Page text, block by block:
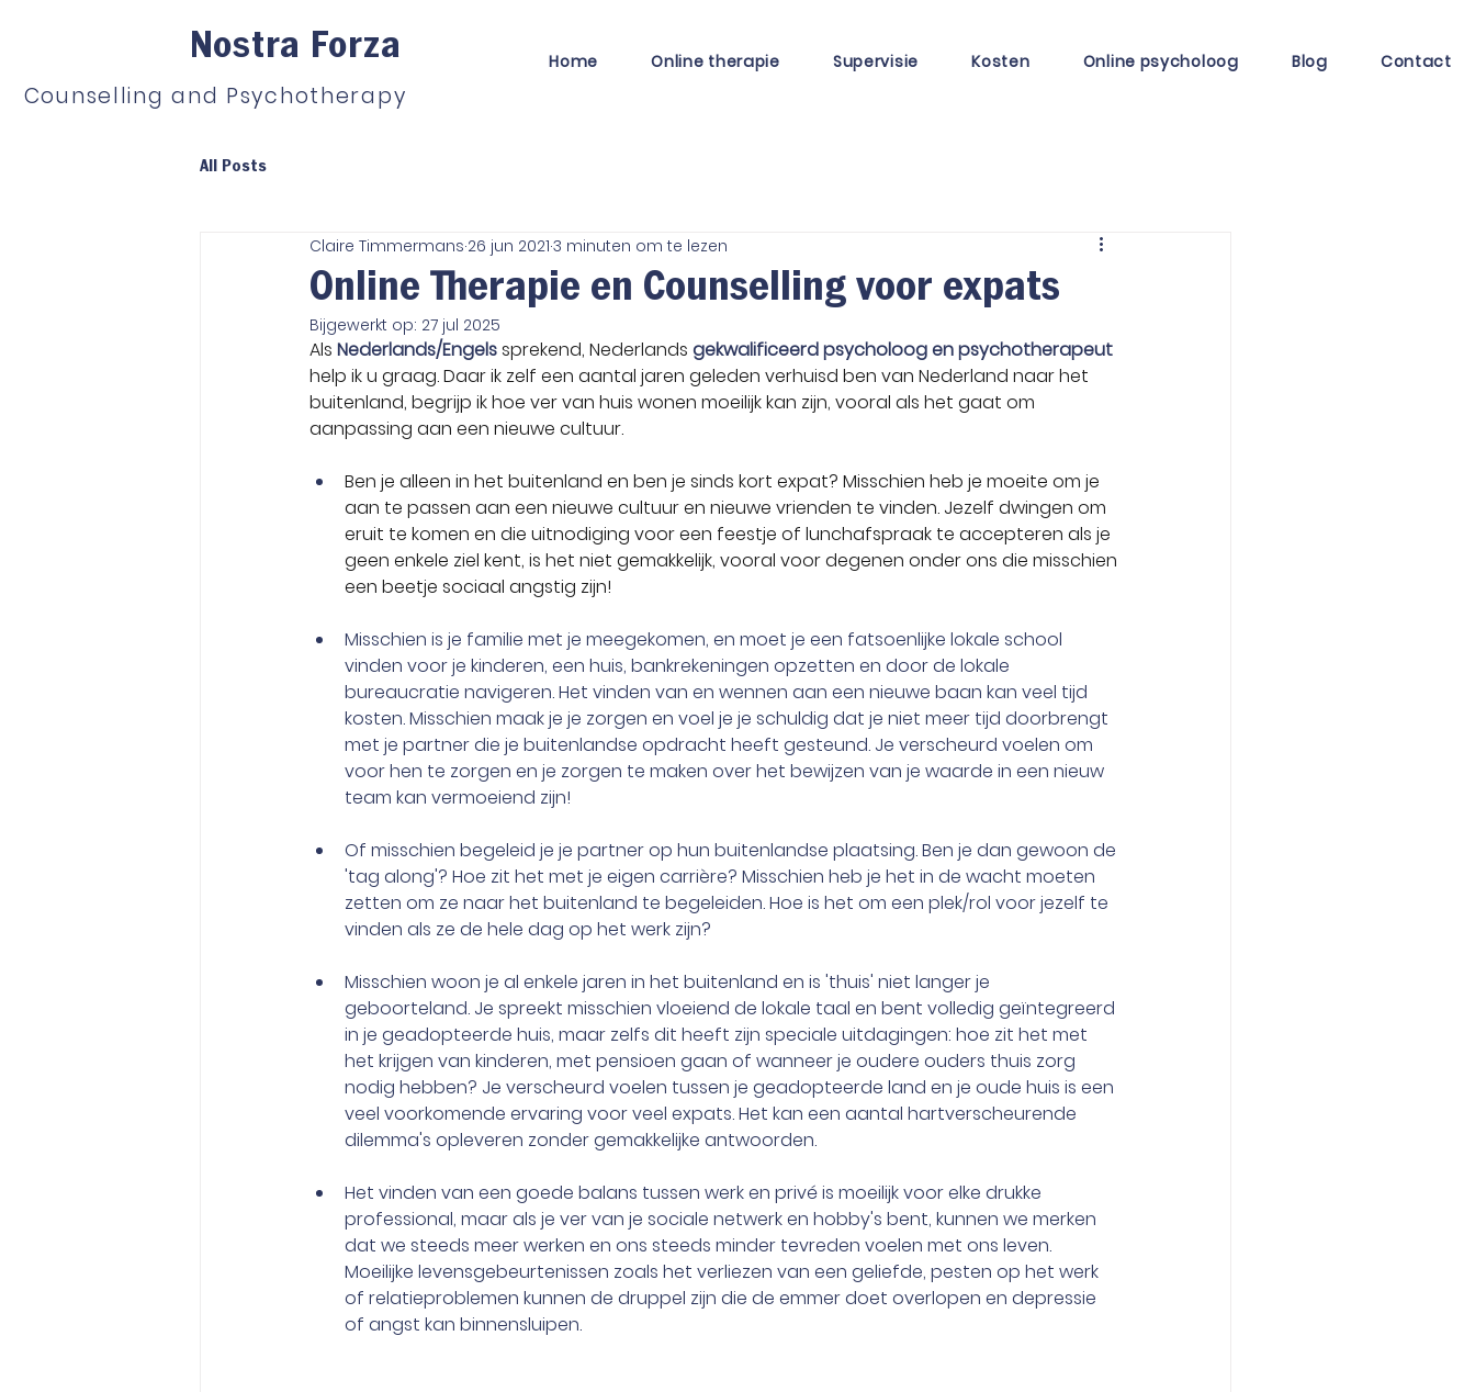
Nostra Forza
Counselling and Psychotherapy
Home Online therapie Supervisie Kosten Online psycholoog Blog Contact
All Posts
Online Therapie en Counselling voor expats
Claire Timmermans 26 jun 2021 3 minuten om te lezen
Bijgewerkt op: 27 jul 2025
Als Nederlands/Engels sprekend, Nederlands gekwalificeerd psycholoog en psychotherapeut
help ik u graag. Daar ik zelf een aantal jaren geleden verhuisd ben van Nederland naar het
buitenland, begrijp ik hoe ver van huis wonen moeilijk kan zijn, vooral als het gaat om
aanpassing aan een nieuwe cultuur.
Ben je alleen in het buitenland en ben je sinds kort expat? Misschien heb je moeite om je
aan te passen aan een nieuwe cultuur en nieuwe vrienden te vinden. Jezelf dwingen om
eruit te komen en die uitnodiging voor een feestje of lunchafspraak te accepteren als je
geen enkele ziel kent, is het niet gemakkelijk, vooral voor degenen onder ons die misschien
een beetje sociaal angstig zijn!
Misschien is je familie met je meegekomen, en moet je een fatsoenlijke lokale school
vinden voor je kinderen, een huis, bankrekeningen opzetten en door de lokale
bureaucratie navigeren. Het vinden van en wennen aan een nieuwe baan kan veel tijd
kosten. Misschien maak je je zorgen en voel je je schuldig dat je niet meer tijd doorbrengt
met je partner die je buitenlandse opdracht heeft gesteund. Je verscheurd voelen om
voor hen te zorgen en je zorgen te maken over het bewijzen van je waarde in een nieuw
team kan vermoeiend zijn!
Of misschien begeleid je je partner op hun buitenlandse plaatsing. Ben je dan gewoon de
'tag along'? Hoe zit het met je eigen carrière? Misschien heb je het in de wacht moeten
zetten om ze naar het buitenland te begeleiden. Hoe is het om een plek/rol voor jezelf te
vinden als ze de hele dag op het werk zijn?
Misschien woon je al enkele jaren in het buitenland en is 'thuis' niet langer je
geboorteland. Je spreekt misschien vloeiend de lokale taal en bent volledig geïntegreerd
in je geadopteerde huis, maar zelfs dit heeft zijn speciale uitdagingen: hoe zit het met
het krijgen van kinderen, met pensioen gaan of wanneer je oudere ouders thuis zorg
nodig hebben? Je verscheurd voelen tussen je geadopteerde land en je oude huis is een
veel voorkomende ervaring voor veel expats. Het kan een aantal hartverscheurende
dilemma's opleveren zonder gemakkelijke antwoorden.
Het vinden van een goede balans tussen werk en privé is moeilijk voor elke drukke
professional, maar als je ver van je sociale netwerk en hobby's bent, kunnen we merken
dat we steeds meer werken en ons steeds minder tevreden voelen met ons leven.
Moeilijke levensgebeurtenissen zoals het verliezen van een geliefde, pesten op het werk
of relatieproblemen kunnen de druppel zijn die de emmer doet overlopen en depressie
of angst kan binnensluipen.